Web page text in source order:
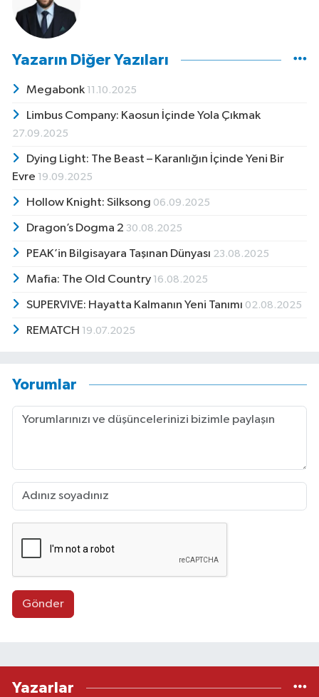
Yazarın Diğer Yazıları
Megabonk 11.10.2025
Limbus Company: Kaosun İçinde Yola Çıkmak
27.09.2025
Dying Light: The Beast – Karanlığın İçinde Yeni Bir
Evre 19.09.2025
Hollow Knight: Silksong 06.09.2025
Dragon’s Dogma 2 30.08.2025
PEAK’in Bilgisayara Taşınan Dünyası 23.08.2025
Mafia: The Old Country 16.08.2025
SUPERVIVE: Hayatta Kalmanın Yeni Tanımı 02.08.2025
REMATCH 19.07.2025
Yorumlar
Gönder
Yazarlar